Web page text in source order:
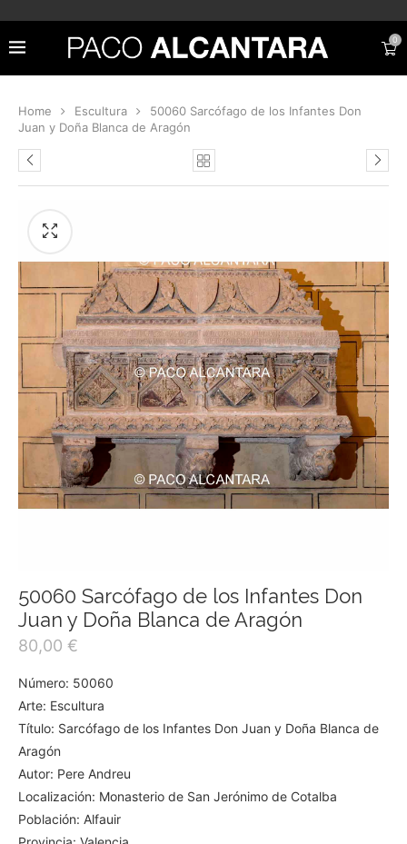
0
Home Escultura
50060 Sarcófago de los Infantes Don
Juan y Doña Blanca de Aragón
50060 Sarcófago de los Infantes Don
Juan y Doña Blanca de Aragón
80,00 €
Número: 50060
Arte: Escultura
Título: Sarcófago de los Infantes Don Juan y Doña Blanca de
Aragón
Autor: Pere Andreu
Localización: Monasterio de San Jerónimo de Cotalba
Población: Alfauir